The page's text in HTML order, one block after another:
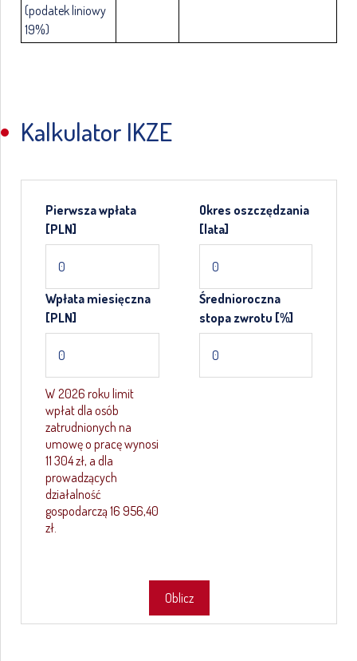
(podatek liniowy
19%)
Kalkulator IKZE
Pierwsza wpłata
[PLN]
Wpłata miesięczna
[PLN]
W 2026 roku limit
wpłat dla osób
zatrudnionych na
umowę o pracę wynosi
11 304 zł, a dla
prowadzących
działalność
gospodarczą 16 956,40
zł.
Okres oszczędzania
[lata]
Średnioroczna
stopa zwrotu [%]
Oblicz